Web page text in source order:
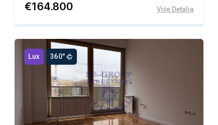
€164.800 Više Detalja
Lux 360°